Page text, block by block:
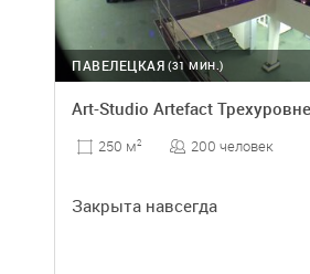
(31 МИН.)
ПАВЕЛЕЦКАЯ
Art-Studio Artefact
250 м2 200 человек
Закрыта навсегда